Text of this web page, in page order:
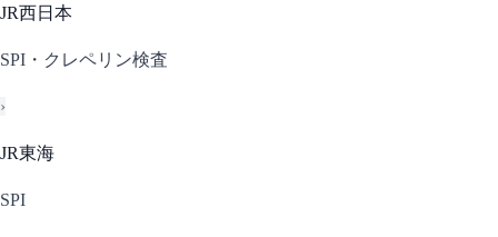
JR西日本
SPI・クレペリン検査
›
JR東海
SPI